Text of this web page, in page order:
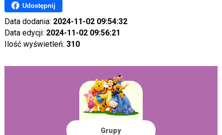
Udostępnij
Data dodania: 2024-11-02 09:54:32
Data edycji: 2024-11-02 09:56:21
Ilość wyświetleń: 310
Grupy